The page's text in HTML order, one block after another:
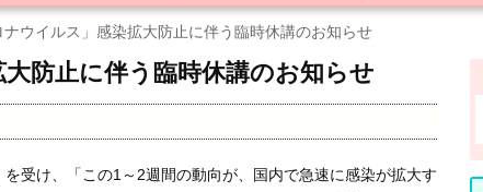
ナウイルス」感染拡大防止に伴う臨時休講のお知らせ
防止に伴う臨時休講のお知らせ
受け、「この1～2週間の動向が、国内で急速に感染が拡大す